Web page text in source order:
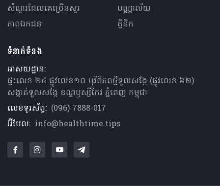
សំណួរ​ដែលគេ​ច្រើន​សួរ
ភាពឯកជន
បណ្ណាល័យ
គ្លីនិក
ទំនាក់ទំនង
អាសយដ្ឋាន:
ផ្ទះលេខ ២៤ ផ្លូវលេខ១០ បុរីពិភពថ្មីទួលសង្កែ (ផ្លូវលេខ ៦២)
សង្កាត់ទួលសង្កែ ខណ្ឌឫស្សីកែវ ភ្នំពេញ កម្ពុជា
លេខទូរស័ព្ទ: (096) 7888-017
អ៊ីមែល: info@healthtime.tips